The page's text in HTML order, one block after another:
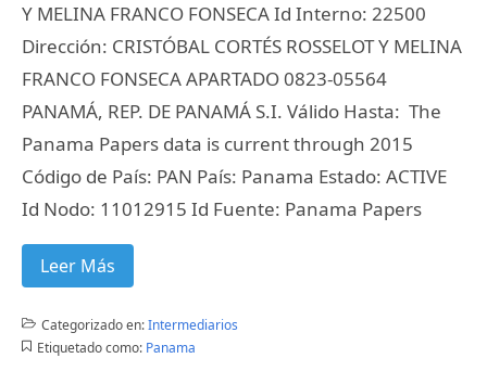
Y MELINA FRANCO FONSECA Id Interno: 22500
Dirección: CRISTÓBAL CORTÉS ROSSELOT Y MELINA
FRANCO FONSECA APARTADO 0823-05564
PANAMÁ, REP. DE PANAMÁ S.I. Válido Hasta: The
Panama Papers data is current through 2015
Código de País: PAN País: Panama Estado: ACTIVE
Id Nodo: 11012915 Id Fuente: Panama Papers
Leer Más
Categorizado en:Intermediarios
Etiquetado como: Panama